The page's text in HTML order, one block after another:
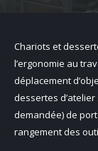
Chariots et
l’ergonomie au
déplacement
dessertes
demandée) de
rangement des